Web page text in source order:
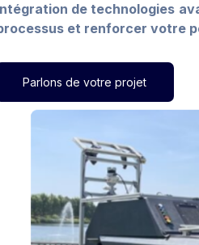
de technologies
et renforcer votre
Parlons de votre projet